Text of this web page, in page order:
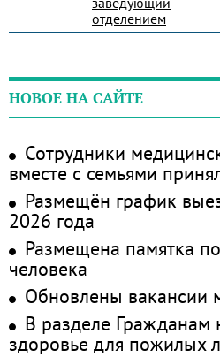
отделением
НОВОЕ НА САЙТЕ
Сотрудники
вместе с семьями
Размещён график
2026 года
Размещена памятка
человека
Обновлены вакансии
В разделе Гражданам
здоровье для пожилых